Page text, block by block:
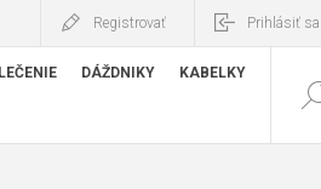
Registrovať Prihlásiť sa
DÁŽDNIKY KABELKY